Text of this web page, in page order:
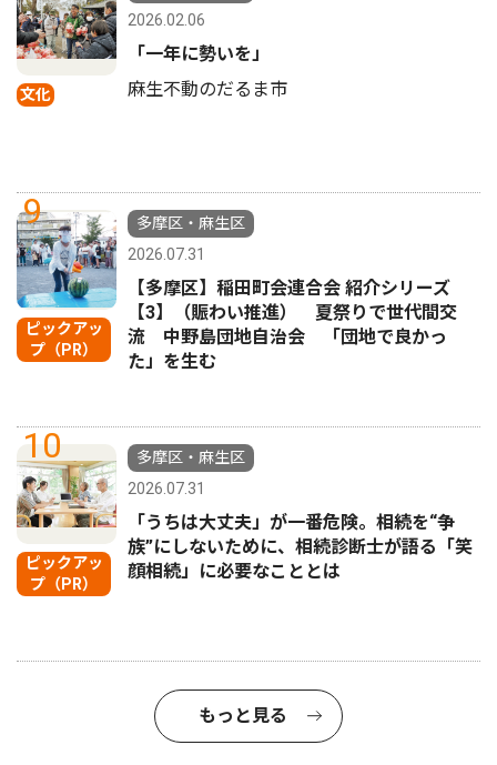
文化
2026.02.06
「一年に勢いを」
麻生不動のだるま市
9
ピックアッ
プ（PR）
多摩区・麻生区
2026.07.31
【多摩区】稲田町会連合会 紹介シリーズ
【3】（賑わい推進） 夏祭りで世代間交
流 中野島団地自治会 「団地で良かっ
た」を生む
10
ピックアッ
プ（PR）
多摩区・麻生区
2026.07.31
「うちは大丈夫」が一番危険。相続を“争
族”にしないために、相続診断士が語る「笑
顔相続」に必要なこととは
もっと見る